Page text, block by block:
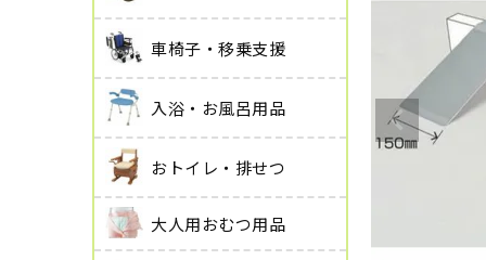
車椅子・移乗支援
入浴・お風呂用品
おトイレ・排せつ
大人用おむつ用品